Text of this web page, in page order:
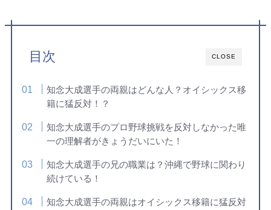
CLOSE
目次
知念大成選手の両親はどんな人？オイシックス移
籍に猛反対！？
知念大成選手のプロ野球挑戦を反対しなかった唯
一の理解者がきょうだいにいた！
知念大成選手の兄の職業は？沖縄で野球に関わり
続けている！
知念大成選手の両親はオイシックス移籍に猛反対